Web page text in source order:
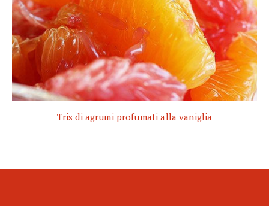
Tris di agrumi profumati alla vaniglia